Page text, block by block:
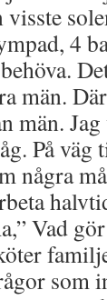
4
män.
män.
På
några
Vad
som